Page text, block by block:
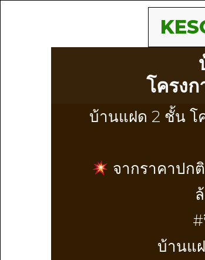
โครงก
บ้านแฝด 2 ชั้น โ
จากราคาปก
บ้านแ